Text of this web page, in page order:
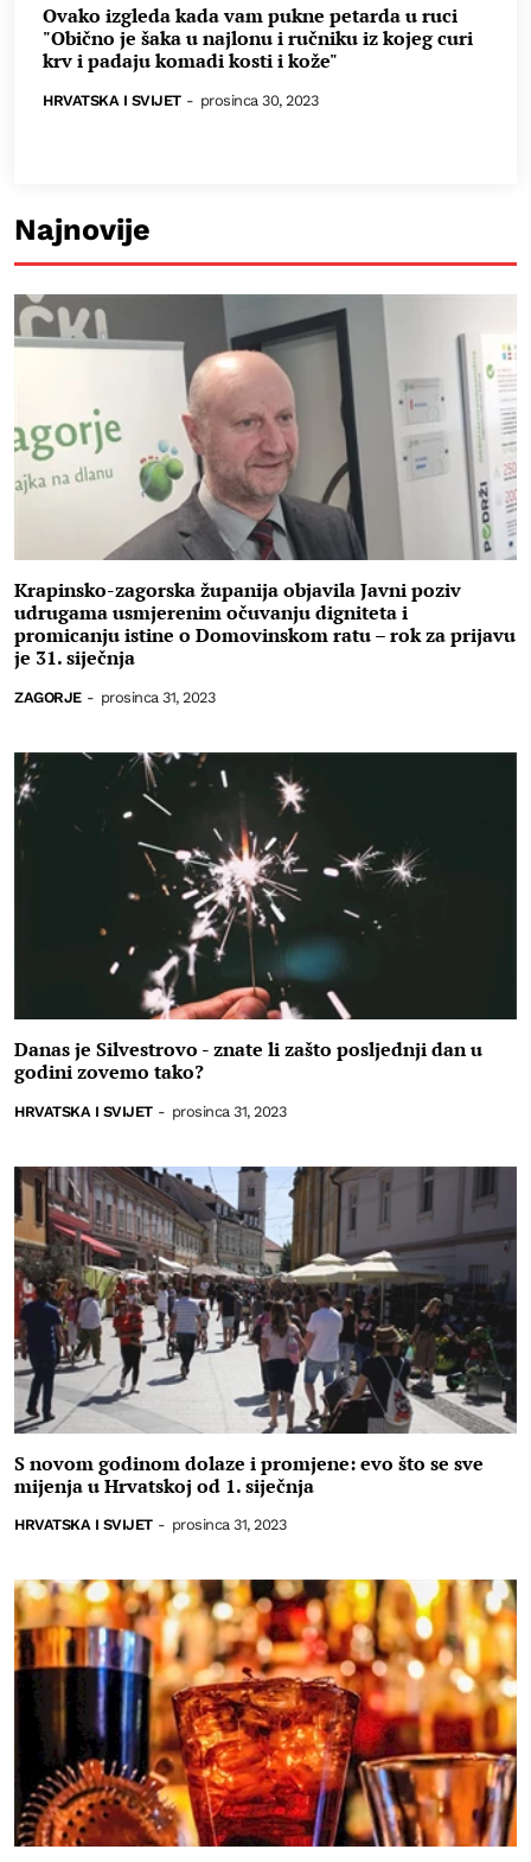
Ovako izgleda kada vam pukne petarda u ruci
"Obično je šaka u najlonu i ručniku iz kojeg curi
krv i padaju komadi kosti i kože"
HRVATSKA I SVIJET - prosinca 30, 2023
Najnovije
Krapinsko-zagorska županija objavila Javni poziv
udrugama usmjerenim očuvanju digniteta i
promicanju istine o Domovinskom ratu – rok za prijavu
je 31. siječnja
ZAGORJE - prosinca 31, 2023
Danas je Silvestrovo - znate li zašto posljednji dan u
godini zovemo tako?
HRVATSKA I SVIJET - prosinca 31, 2023
S novom godinom dolaze i promjene: evo što se sve
mijenja u Hrvatskoj od 1. siječnja
HRVATSKA I SVIJET - prosinca 31, 2023